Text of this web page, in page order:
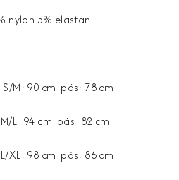
nylon 5% elastan
S/M: 90 cm pás: 78 cm
L: 94 cm pás: 82 cm
XL: 98 cm pás: 86 cm